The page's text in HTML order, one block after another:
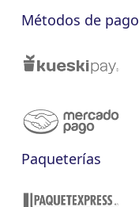
Métodos de pago
Paqueterías